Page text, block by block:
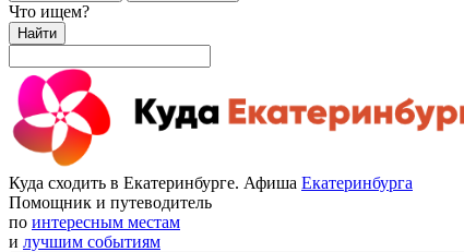
Что ищем?
Найти
Куда сходить в Екатеринбурге. Афиша Екатеринбурга
Помощник и путеводитель
по интересным местам
и лучшим событиям